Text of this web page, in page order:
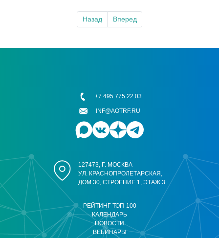
Назад Вперед
РЕЙТИНГ ТОП-100
КАЛЕНДАРЬ
НОВОСТИ
ВЕБИНАРЫ
127473, Г. МОСКВА
УЛ. КРАСНОПРОЛЕТАРСКАЯ,
ДОМ 30, СТРОЕНИЕ 1, ЭТАЖ 3
+7 495 775 22 03
INF@AOTRF.RU